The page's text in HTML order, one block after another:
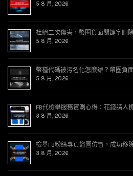
5 8 月, 2026
杜絕二次傷害，幣圈負面關鍵字刪
5 8 月, 2026
幣種代碼被污名化怎麼辦？幣圈負
5 8 月, 2026
FB代檢舉服務實測心得：花錢請人
3 8 月, 2026
檢舉FB粉絲專頁盜圖仿冒，成功移
3 8 月, 2026